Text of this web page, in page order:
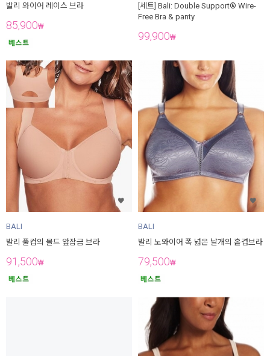
발리 와이어 레이스 브라
85,900₩
[세트] Bali: Double Support® Wire-
Free Bra & panty
99,900₩
BALI
발리 풀컵의 몰드 앞잠금 브라
91,500₩
BALI
발리 노와이어 폭 넓은 날개의 홑겹브라
79,500₩